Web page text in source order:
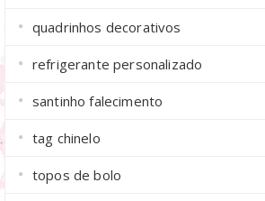
quadrinhos decorativos
refrigerante personalizado
santinho falecimento
tag chinelo
topos de bolo